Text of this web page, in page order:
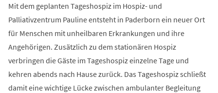
Mit dem geplanten Tageshospiz im Hospiz- und
Palliativzentrum Pauline entsteht in Paderborn ein neuer Ort
für Menschen mit unheilbaren Erkrankungen und ihre
Angehörigen. Zusätzlich zu dem stationären Hospiz
verbringen die Gäste im Tageshospiz einzelne Tage und
kehren abends nach Hause zurück. Das Tageshospiz schließt
damit eine wichtige Lücke zwischen ambulanter Begleitung